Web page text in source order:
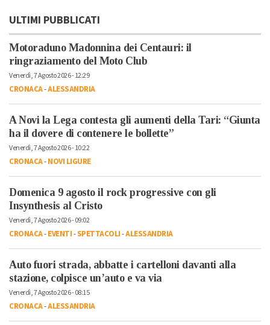
ULTIMI PUBBLICATI
Motoraduno Madonnina dei Centauri: il
ringraziamento del Moto Club
Venerdì, 7 Agosto 2026 - 12:29
CRONACA-ALESSANDRIA
A Novi la Lega contesta gli aumenti della Tari: “Giunta
ha il dovere di contenere le bollette”
Venerdì, 7 Agosto 2026 - 10:22
CRONACA-NOVI LIGURE
Domenica 9 agosto il rock progressive con gli
Insynthesis al Cristo
Venerdì, 7 Agosto 2026 - 09:02
CRONACA-EVENTI-SPETTACOLI-ALESSANDRIA
Auto fuori strada, abbatte i cartelloni davanti alla
stazione, colpisce un’auto e va via
Venerdì, 7 Agosto 2026 - 08:15
CRONACA-ALESSANDRIA